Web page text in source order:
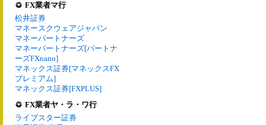
FX業者マ行
松井証券
マネースクウェアジャパン
マネーパートナーズ
マネーパートナーズ[パートナ
ーズFXnano]
マネックス証券[マネックスFX
プレミアム]
マネックス証券[FXPLUS]
FX業者ヤ・ラ・ワ行
ライブスター証券